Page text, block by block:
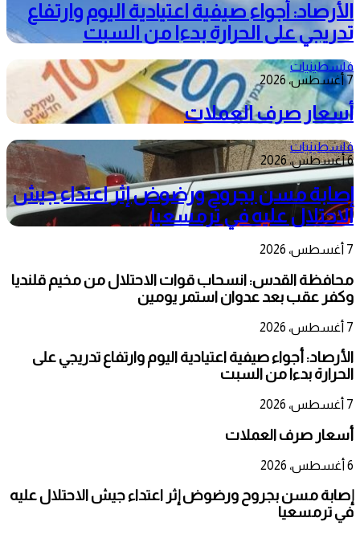
الأرصاد: أجواء صيفية اعتيادية اليوم وارتفاع
تدريجي على الحرارة بدءا من السبت
فلسطينيات
7 أغسطس، 2026
أسعار صرف العملات
فلسطينيات
6 أغسطس، 2026
إصابة مسن بجروح ورضوض إثر اعتداء جيش
الاحتلال عليه في ترمسعيا
7 أغسطس، 2026
محافظة القدس: انسحاب قوات الاحتلال من مخيم قلنديا
وكفر عقب بعد عدوان استمر يومين
7 أغسطس، 2026
الأرصاد: أجواء صيفية اعتيادية اليوم وارتفاع تدريجي على
الحرارة بدءا من السبت
7 أغسطس، 2026
أسعار صرف العملات
6 أغسطس، 2026
إصابة مسن بجروح ورضوض إثر اعتداء جيش الاحتلال عليه
في ترمسعيا